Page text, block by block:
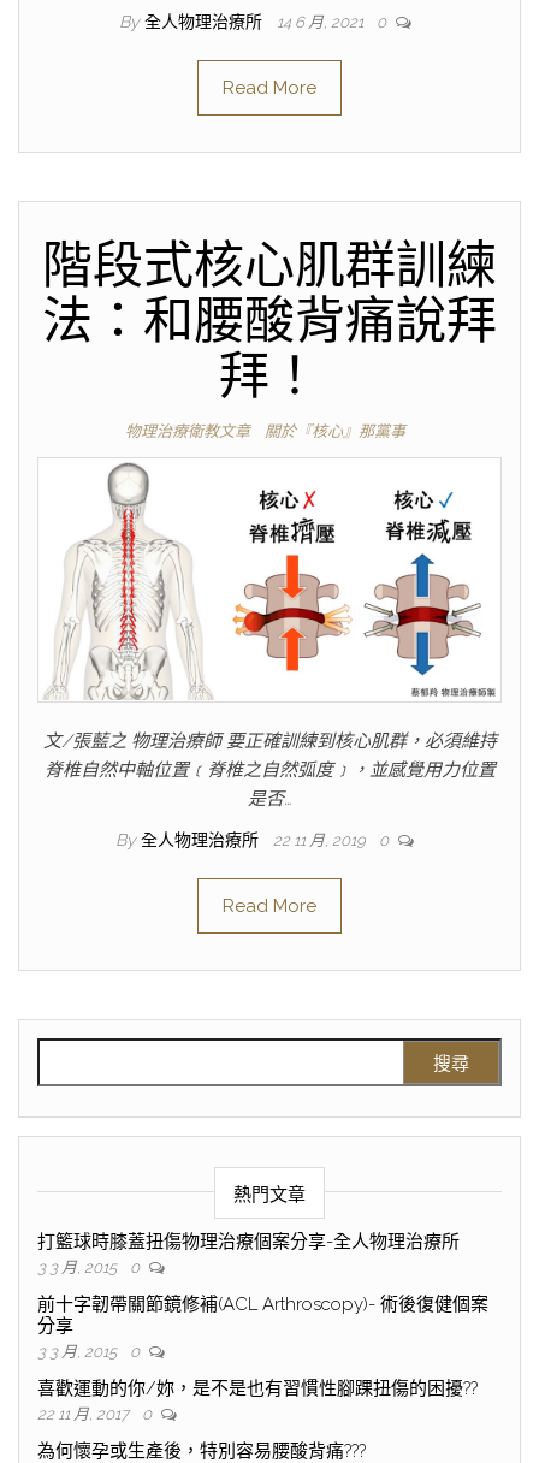
By 全人物理治療所 14 6 月, 2021 0
Read More
階段式核心肌群訓練
法：和腰酸背痛說拜
拜！
物理治療衛教文章 關於『核心』那黨事
文/張藍之 物理治療師 要正確訓練到核心肌群，必須維持
脊椎自然中軸位置﹝脊椎之自然弧度﹞，並感覺用力位置
是否…
By 全人物理治療所 22 11 月, 2019 0
Read More
熱門文章
打籃球時膝蓋扭傷物理治療個案分享-全人物理治療所
3 3 月, 2015 0
前十字韌帶關節鏡修補(ACL Arthroscopy)- 術後復健個案
分享
3 3 月, 2015 0
喜歡運動的你/妳，是不是也有習慣性腳踝扭傷的困擾??
22 11 月, 2017 0
為何懷孕或生產後，特別容易腰酸背痛???